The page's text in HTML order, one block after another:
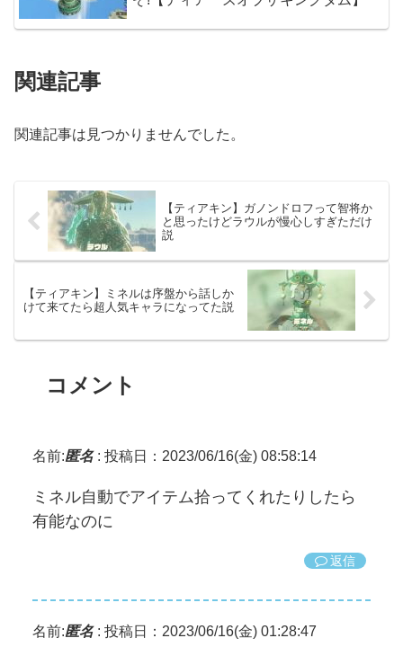
関連記事
関連記事は見つかりませんでした。
【ティアキン】ガノンドロフって智将か
と思ったけどラウルが慢心しすぎただけ
説
【ティアキン】ミネルは序盤から話しか
けて来てたら超人気キャラになってた説
コメント
名前:匿名: 投稿日：2023/06/16(金) 08:58:14
ミネル自動でアイテム拾ってくれたりしたら
有能なのに
返信
名前:匿名: 投稿日：2023/06/16(金) 01:28:47